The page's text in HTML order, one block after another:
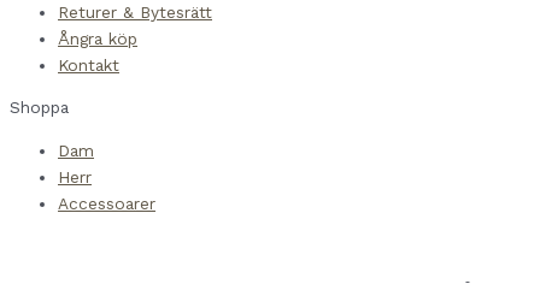
Returer & Bytesrätt
Ångra köp
Kontakt
Shoppa
Dam
Herr
Accessoarer